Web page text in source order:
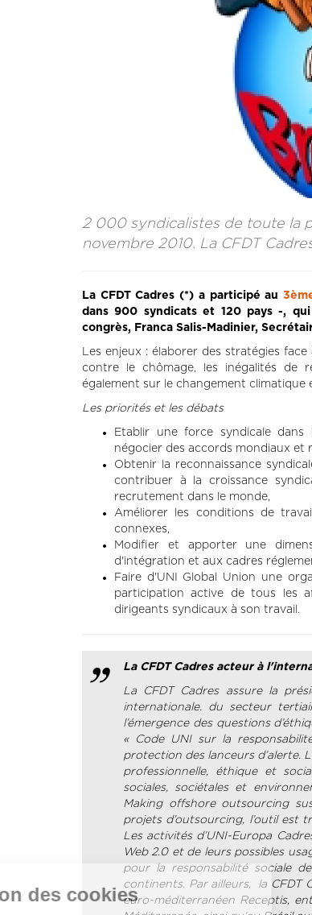
2 000 syndicalistes de toute la
novembre 2010. La CFDT
La CFDT Cadres (*) a participé au
dans 900 syndicats et 120 pays -,
congrès, Franca Salis-Madinier,
Les enjeux : élaborer des stratégies
contre le chômage, les inégalités de
également sur le changement climatique
Les priorités et les débats
Etablir une force syndicale dans
négocier des accords mondiaux et
Obtenir la reconnaissance
contribuer à la croissance
recrutement dans le monde,
Améliorer les conditions de
connexes,
Modifier et apporter une
d'intégration et aux cadres
Faire d'UNI Global Union une
participation active de tous les
dirigeants syndicaux à son travail.
La CFDT Cadres acteur à
La CFDT Cadres assure la
internationale. du secteur
l’émergence des questions
« Code UNI sur la
protection des lanceurs d’alerte.
professionnelle, éthique et
sociales, sociétales et
Making offshore outsourcing
projets d’outsourcing, l’outil est
Les activités d’UNI-Europa
Web 2.0 et de leurs possibles
pour la responsabilité sociale
continents. Par ailleurs, la CFDT
euro-méditerranéen Receptis,
Gestion des cookies